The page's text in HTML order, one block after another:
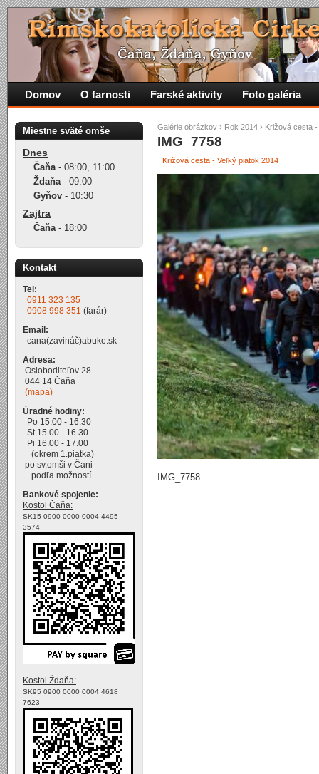
Galérie obrázkov › Rok 2014 › Križová cesta
IMG_7758
Križová cesta - Veľký piatok 2014
IMG_7758
Domov O farnosti Farské aktivity Foto galéria
Miestne sväté omše
Dnes
Čaňa- 08:00, 11:00
Ždaňa- 09:00
Gyňov - 10:30
Zajtra
Čaňa- 18:00
Kontakt
Tel:
0911 323 135
0908 998 351 (farár)
Email:
cana(zavináč)abuke.sk
Adresa:
Osloboditeľov 28
044 14 Čaňa
(mapa)
Úradné hodiny:
Po 15.00 - 16.30
St 15.00 - 16.30
Pi 16.00 - 17.00
(okrem 1.piatka)
po sv.omši v Čani
podľa možností
Bankové spojenie:
Kostol Čaňa:
SK15 0900 0000 0004 4495
3574
Kostol Ždaňa:
SK95 0900 0000 0004 4618
7623